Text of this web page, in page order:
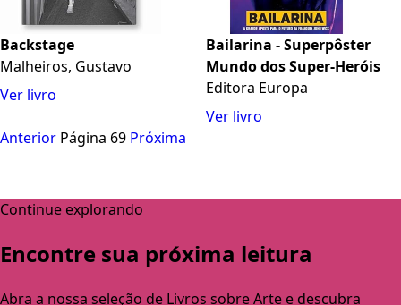
Backstage
Malheiros, Gustavo
Ver livro
Bailarina - Superpôster
Mundo dos Super-Heróis
Editora Europa
Ver livro
Anterior Página 69 Próxima
Continue explorando
Encontre sua próxima leitura
Abra a nossa seleção de Livros sobre Arte e descubra